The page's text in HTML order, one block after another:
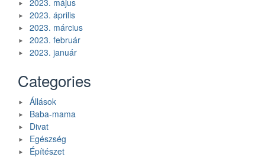
2023. április
2023. március
2023. február
2023. január
Categories
Állások
Baba-mama
Divat
Egészség
Építészet